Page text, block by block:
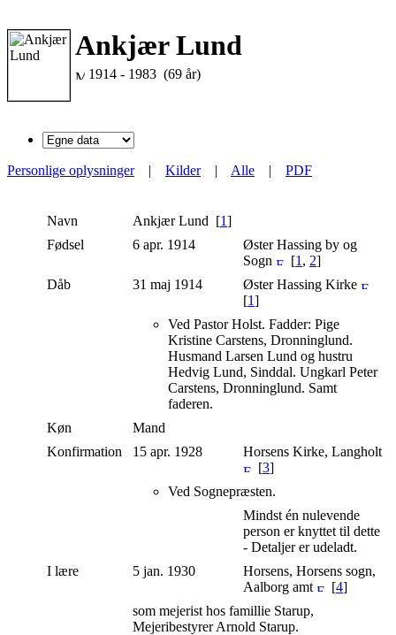
Ankjær Lund
1914 - 1983 (69 år)
Personlige oplysninger| Kilder| Alle | PDF
Navn Ankjær Lund [1]
Fødsel
6 apr. 1914
Øster Hassing by og
Sogn
[1 , 2]
Dåb
31 maj 1914
Øster Hassing Kirke
[1]
Ved Pastor Holst. Fadder: Pige
Kristine Carstens, Dronninglund.
Husmand Larsen Lund og hustru
Hedvig Lund, Sinddal. Ungkarl Peter
Carstens, Dronninglund. Samt
faderen.
Køn
Mand
Konfirmation
15 apr. 1928
Horsens Kirke, Langholt
[3]
Ved Sognepræsten.
Mindst én nulevende
person er knyttet til dette
- Detaljer er udeladt.
I lære
5 jan. 1930
Horsens, Horsens sogn,
Aalborg amt
[4]
som mejerist hos famillie Starup,
Mejeribestyrer Arnold Starup.